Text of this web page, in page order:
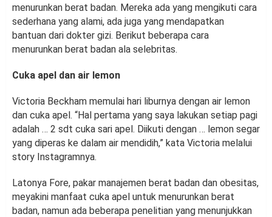
menurunkan berat badan. Mereka ada yang mengikuti cara
sederhana yang alami, ada juga yang mendapatkan
bantuan dari dokter gizi. Berikut beberapa cara
menurunkan berat badan ala selebritas.
Cuka apel dan air lemon
Victoria Beckham memulai hari liburnya dengan air lemon
dan cuka apel. “Hal pertama yang saya lakukan setiap pagi
adalah … 2 sdt cuka sari apel. Diikuti dengan … lemon segar
yang diperas ke dalam air mendidih,” kata Victoria melalui
story Instagramnya.
Latonya Fore, pakar manajemen berat badan dan obesitas,
meyakini manfaat cuka apel untuk menurunkan berat
badan, namun ada beberapa penelitian yang menunjukkan